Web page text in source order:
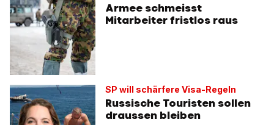
Armee schmeisst
Mitarbeiter fristlos raus
SP will schärfere Visa-Regeln
Russische Touristen sollen
draussen bleiben